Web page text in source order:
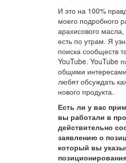
И это на 100%
моего подробного
арахисового
есть по утрам. Я
поиска сообществ
YouTube. YouTube
общими
любят обсуждать
нового продукта.
Есть ли у вас
вы работали в
действительно
заявлению о
который вы